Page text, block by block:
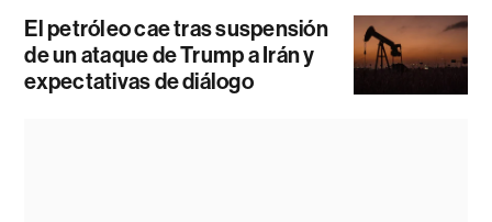
El petróleo cae tras suspensión
de un ataque de Trump a Irán y
expectativas de diálogo